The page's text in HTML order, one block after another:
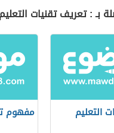
بـ : تعريف تقنيات التعليم
التعليم مفهوم